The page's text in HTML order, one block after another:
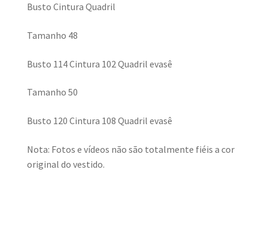
Busto Cintura Quadril
Tamanho 48
Busto 114 Cintura 102 Quadril evasê
Tamanho 50
Busto 120 Cintura 108 Quadril evasê
Nota: Fotos e vídeos não são totalmente fiéis a cor
original do vestido.